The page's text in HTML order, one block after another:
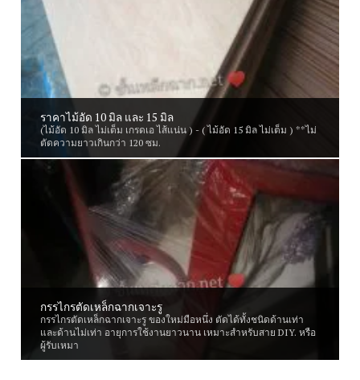
ราคาไม้อัด 10 มิล และ 15 มิล
(ไม้อัด 10 มิล ไม่เต็ม เกรดเอ ไส้แน่น ) - ( ไม้อัด 15 มิล ไม่เต็ม ) **ไม่
ตัดความยาวเกินกว่า 120 ซม.
กรรไกรตัดเหล็กฉากเจาะรู
กรรไกรตัดเหล็กฉากเจาะรู ของใหม่มือหนึ่ง ตัดได้ทั้งชนิดด้านเท่า
และด้านไม่เท่า อายุการใช้งานยาวนาน เหมาะสำหรับสาย DIY. หรือ
ผู้รับเหมา